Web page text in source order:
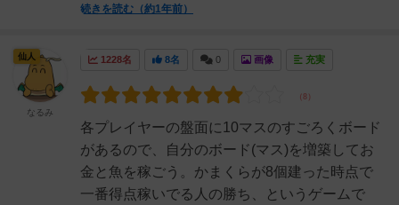
続きを読む（約1年前）
1228名 8名 0 画像 充実
各プレイヤーの盤面に10マスのすごろくボード
があるので、自分のボード(マス)を増築してお
金と魚を稼ごう。かまくらが8個建った時点で
一番得点稼いでる人の勝ち、というゲームで
仙人
なるみ